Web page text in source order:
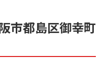
市都島区御幸町